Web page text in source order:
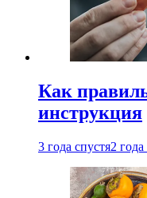
Как
инструкция
3 года спустя2 года